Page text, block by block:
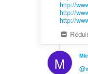
http://
http://
http://
M